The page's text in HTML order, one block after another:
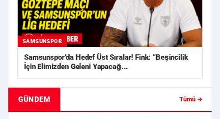
SAMSUNSPOR
Samsunspor’da Hedef Üst Sıralar! Fink: “Beşincilik
İçin Elimizden Geleni Yapacağ...
GÜNDEM Tümü →